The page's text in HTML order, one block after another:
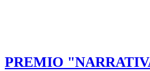
PREMIO